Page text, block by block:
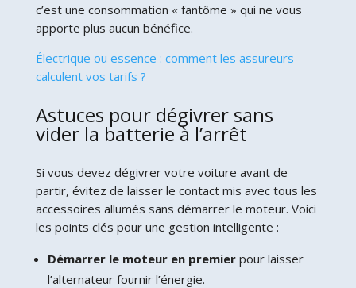
c’est une consommation « fantôme » qui ne vous
apporte plus aucun bénéfice.
Électrique ou essence : comment les assureurs
calculent vos tarifs ?
Astuces pour dégivrer sans
vider la batterie à l’arrêt
Si vous devez dégivrer votre voiture avant de
partir, évitez de laisser le contact mis avec tous les
accessoires allumés sans démarrer le moteur. Voici
les points clés pour une gestion intelligente :
Démarrer le moteur en premierpour laisser
l’alternateur fournir l’énergie.